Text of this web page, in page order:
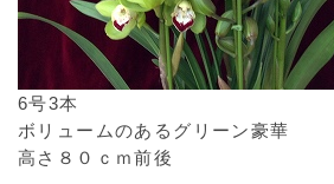
6号3本
ボリュームのあるグリーン豪華
高さ８０ｃｍ前後